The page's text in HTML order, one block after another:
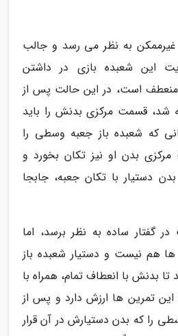
غیرممکن به نظر می رسد و جالب
این شعبده بازی در داشتن
منعطف است، در این حالت پس از
شد، قسمت مرکزی بدنش را باید
که شعبده باز جعبه وسطی را
بدن او نیز تکان بخورد و
دستیار با تکان جعبه، جابجا
گفتار ساده به نظر برسد، اما
ها هم نیست و دستیار شعبده باز
بدنش با انعطاف تمام، همراه با
تمرین ها ارزش دارد و پس از
را که بدن دستیارش در آن قرار